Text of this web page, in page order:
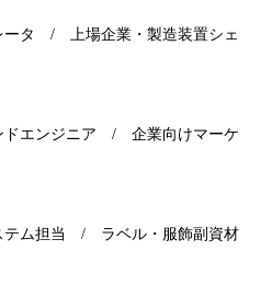
ータ / 上場企業・製造装置シェ
ドエンジニア / 企業向けマーケ
テム担当 / ラベル・服飾副資材